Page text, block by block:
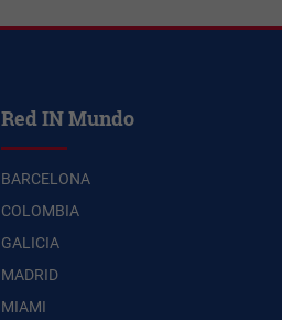
Red IN Mundo
BARCELONA
COLOMBIA
GALICIA
MADRID
MIAMI